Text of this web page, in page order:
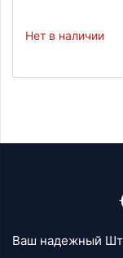
Нет в наличии
Ваш надежный